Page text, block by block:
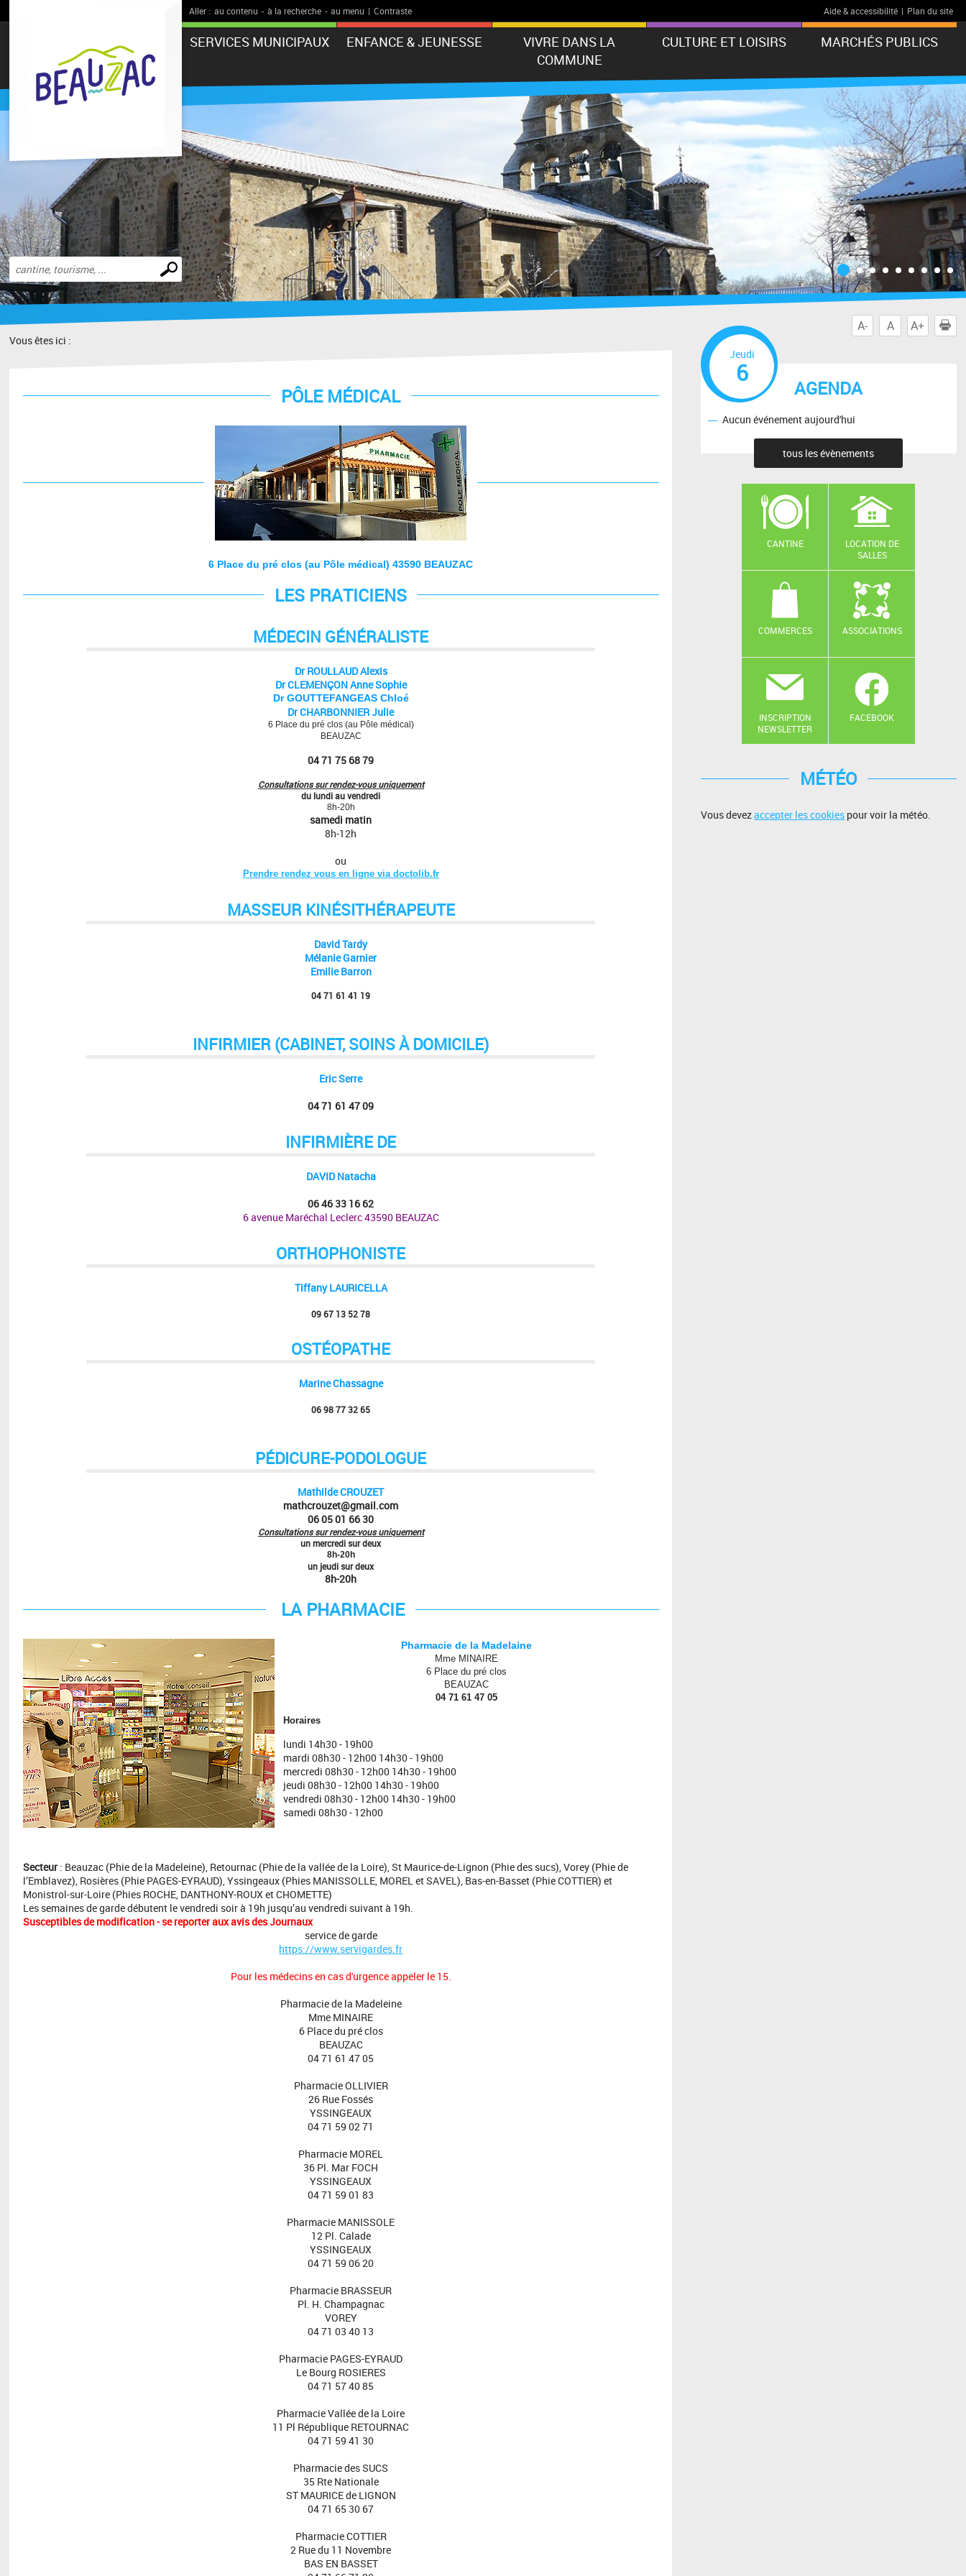
Aller : au contenu - à la recherche - au menu | Contraste Aide & accessibilité | Plan du site
SERVICES MUNICIPAUX ENFANCE & JEUNESSE
VIVRE DANS LA
COMMUNE
CULTURE ET LOISIRS MARCHÉS PUBLICS
Effectuer
une
recherche
A- A A+
Vous êtes ici :
PÔLE MÉDICAL
6 Place du pré clos (au Pôle médical) 43590 BEAUZAC
LES PRATICIENS
MÉDECIN GÉNÉRALISTE
Dr ROULLAUDAlexis
DrCLEMENÇONAnne Sophie
Dr GOUTTEFANGEAS Chloé
Dr CHARBONNIER Julie
6 Place du pré clos (au Pôle médical)
BEAUZAC
04 71 75 68 79
Consultations sur rendez-vous uniquement
du lundi au vendredi
8h-20h
samedi matin
8h-12h
ou
Prendre rendez vous en ligne via doctolib.fr
MASSEUR KINÉSITHÉRAPEUTE
David Tardy
Mélanie Garnier
Emilie Barron
04 71 61 41 19
INFIRMIER (CABINET, SOINS À DOMICILE)
Eric Serre
04 71 61 47 09
INFIRMIÈRE DE
DAVID Natacha
06 46 33 16 62
6 avenue Maréchal Leclerc 43590 BEAUZAC
ORTHOPHONISTE
Tiffany LAURICELLA
09 67 13 52 78
OSTÉOPATHE
Marine Chassagne
06 98 77 32 65
PÉDICURE-PODOLOGUE
Mathilde CROUZET
mathcrouzet@gmail.com
06 05 01 66 30
Consultations sur rendez-vous uniquement
un mercredi sur deux
8h-20h
un jeudi sur deux
8h-20h
LA PHARMACIE
Pharmacie de la Madelaine
Mme MINAIRE
6 Place du pré clos
BEAUZAC
04 71 61 47 05
Horaires
lundi 14h30 - 19h00
mardi 08h30 - 12h00 14h30 - 19h00
mercredi 08h30 - 12h00 14h30 - 19h00
jeudi 08h30 - 12h00 14h30 - 19h00
vendredi 08h30 - 12h00 14h30 - 19h00
samedi 08h30 - 12h00
Secteur : Beauzac (Phie de la Madeleine), Retournac (Phie de la vallée de la Loire), St Maurice-de-Lignon (Phie des sucs), Vorey (Phie de
l’Emblavez), Rosières (Phie PAGES-EYRAUD), Yssingeaux (Phies MANISSOLLE, MOREL et SAVEL), Bas-en-Basset (Phie COTTIER) et
Monistrol-sur-Loire (Phies ROCHE, DANTHONY-ROUX et CHOMETTE)
Les semaines de garde débutent le vendredi soir à 19h jusqu’au vendredi suivant à 19h.
Susceptibles de modification - se reporter aux avis des Journaux
service de garde
https://www.servigardes.fr
Pour les médecins en cas d'urgence appeler le 15.
Pharmacie de la Madeleine
Mme MINAIRE
6 Place du pré clos
BEAUZAC
04 71 61 47 05
Pharmacie OLLIVIER
26 Rue Fossés
YSSINGEAUX
04 71 59 02 71
Pharmacie MOREL
36 Pl. Mar FOCH
YSSINGEAUX
04 71 59 01 83
Pharmacie MANISSOLE
12 Pl. Calade
YSSINGEAUX
04 71 59 06 20
Pharmacie BRASSEUR
Pl. H. Champagnac
VOREY
04 71 03 40 13
Pharmacie PAGES-EYRAUD
Le Bourg ROSIERES
04 71 57 40 85
Pharmacie Vallée de la Loire
11 Pl République RETOURNAC
04 71 59 41 30
Pharmacie des SUCS
35 Rte Nationale
ST MAURICE de LIGNON
04 71 65 30 67
Pharmacie COTTIER
2 Rue du 11 Novembre
BAS EN BASSET
AGENDA
Jeudi
6
Aucun événement aujourd'hui
tous les évènements
CANTINE
LOCATION DE
SALLES
COMMERCES ASSOCIATIONS
INSCRIPTION
NEWSLETTER
FACEBOOK
MÉTÉO
Vous devezaccepter les cookies pour voir la météo.